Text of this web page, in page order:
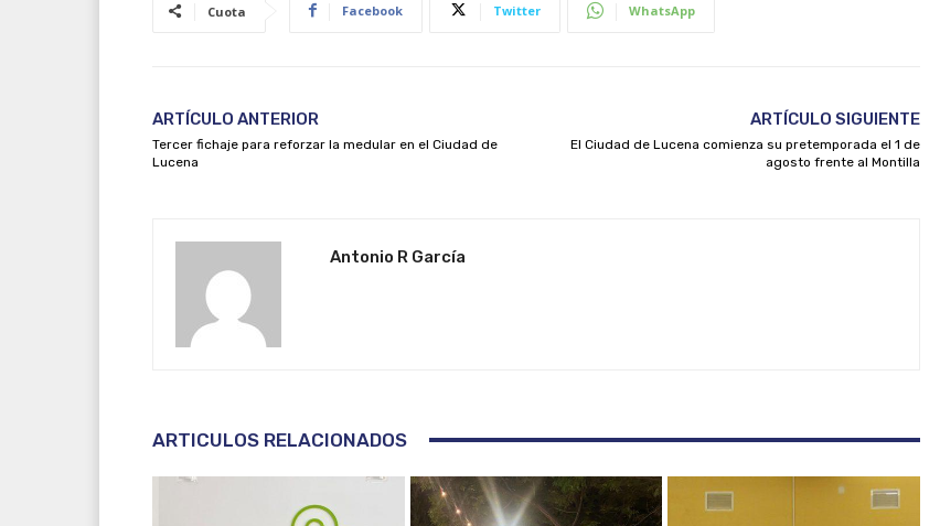
Cuota Facebook Twitter WhatsApp
ARTÍCULO ANTERIOR
Tercer fichaje para reforzar la medular en el Ciudad de
Lucena
ARTÍCULO SIGUIENTE
El Ciudad de Lucena comienza su pretemporada el 1 de
agosto frente al Montilla
Antonio R García
ARTICULOS RELACIONADOS